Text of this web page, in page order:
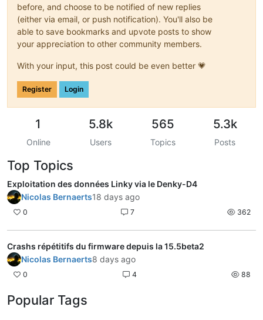
before, and choose to be notified of new replies
(either via email, or push notification). You'll also be
able to save bookmarks and upvote posts to show
your appreciation to other community members.
With your input, this post could be even better 💗
Register Login
1
Online
5.8k
Users
565
Topics
5.3k
Posts
Top Topics
Exploitation des données Linky via le Denky-D4
Nicolas Bernaerts18 days ago
0 7 362
Crashs répétitifs du firmware depuis la 15.5beta2
Nicolas Bernaerts8 days ago
0 4 88
Popular Tags